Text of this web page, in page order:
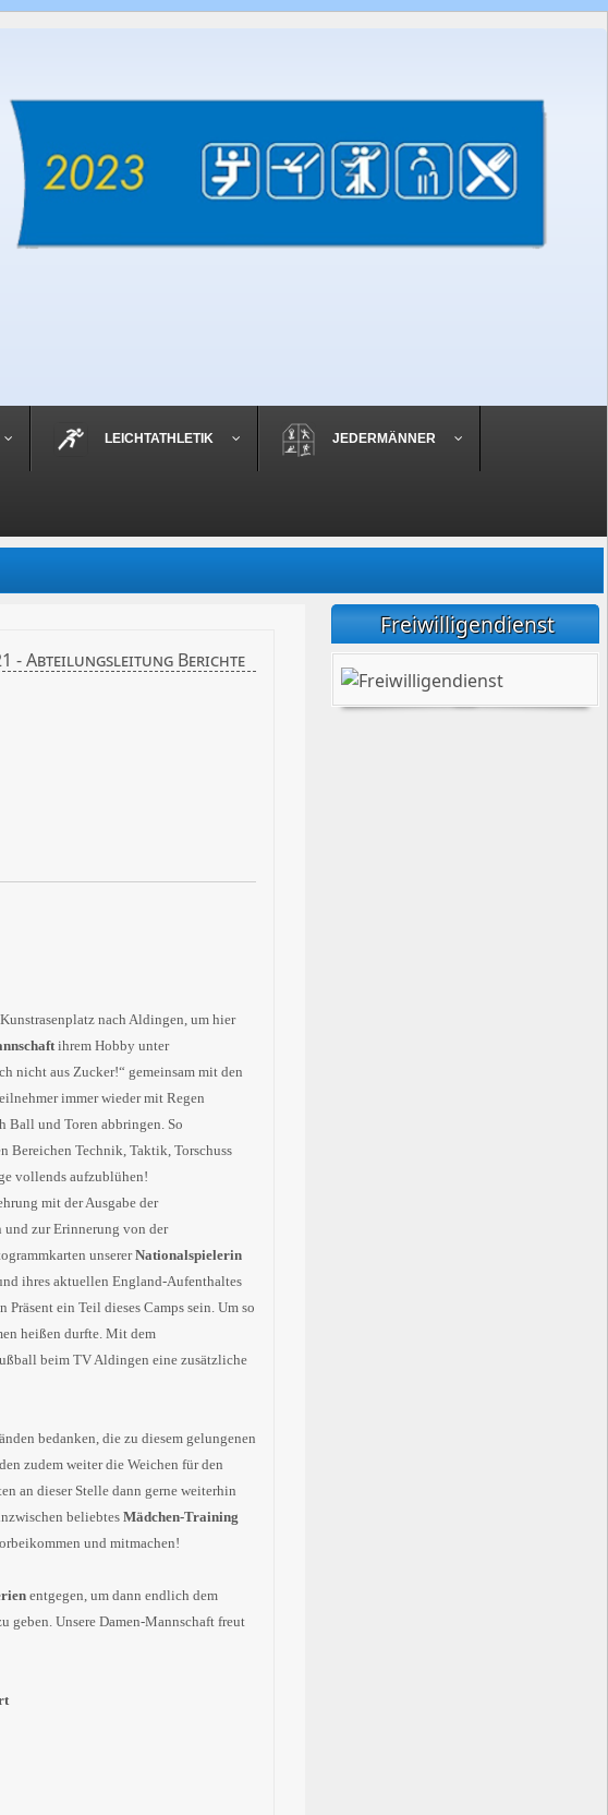
LEICHTATHLETIK JEDERMÄNNER
Freiwilligendienst
- Abteilungsleitung Berichte
nach Aldingen, um hier
ihrem Hobby unter
nicht aus Zucker!“ gemeinsam mit den
immer wieder mit Regen
Ball und Toren abbringen. So
Bereichen Technik, Taktik, Torschuss
vollends aufzublühen!
mit der Ausgabe der
und zur Erinnerung von der
unsererNationalspielerin
ihres aktuellen England-Aufenthaltes
ein Teil dieses Camps sein. Um so
heißen durfte. Mit dem
beim TV Aldingen eine zusätzliche
bedanken, die zu diesem gelungenen
zudem weiter die Weichen für den
an dieser Stelle dann gerne weiterhin
beliebtes Mädchen-Training
und mitmachen!
entgegen, um dann endlich dem
geben. Unsere Damen-Mannschaft freut